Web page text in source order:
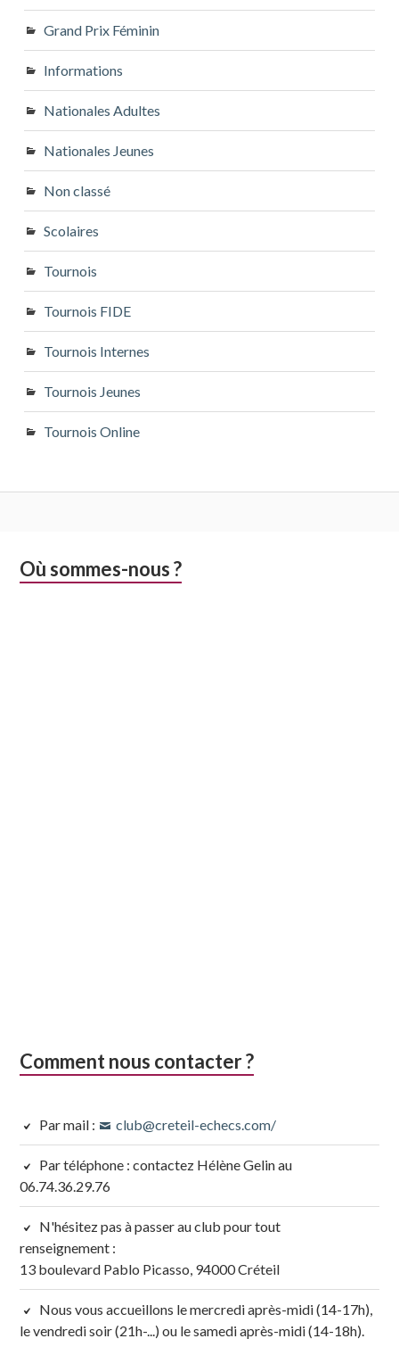
Grand Prix Féminin
Informations
Nationales Adultes
Nationales Jeunes
Non classé
Scolaires
Tournois
Tournois FIDE
Tournois Internes
Tournois Jeunes
Tournois Online
Colonne
Où sommes-nous ?
Comment nous contacter ?
Par mail : club@creteil-echecs.com/
Par téléphone : contactez Hélène Gelin au
06.74.36.29.76
N'hésitez pas à passer au club pour tout
renseignement :
13 boulevard Pablo Picasso, 94000 Créteil
Nous vous accueillons le mercredi après-midi (14-17h),
le vendredi soir (21h-...) ou le samedi après-midi (14-18h).